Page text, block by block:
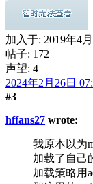
加入于: 2019年4
帖子: 172
声望: 4
2024年2月26日
#3
hffans27 wrote:
我原本以为
加载了自己
加载策略用